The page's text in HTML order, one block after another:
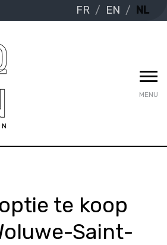
FR EN NL
MENU
te koop
Saint-